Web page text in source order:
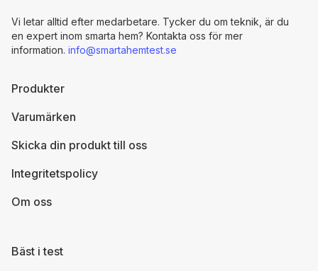
Bäst i test
Produkter
Varumärken
Skicka din produkt till oss
Integritetspolicy
Om oss
Vi letar alltid efter medarbetare. Tycker du om teknik, är du
en expert inom smarta hem? Kontakta oss för mer
information. info@smartahemtest.se